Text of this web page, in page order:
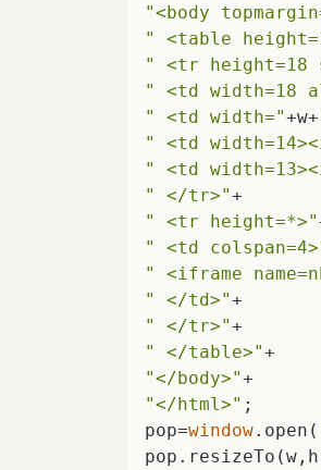
"<body
" <table
" <tr height=18
" <td width=18
" <td width="+w+
" <td
" <td
" </tr>"
" <tr height=*>"
" <td
" <iframe
" </td>"
" </tr>"
" </table>"
"</body>"
"</html>" ;
pop=window.open(